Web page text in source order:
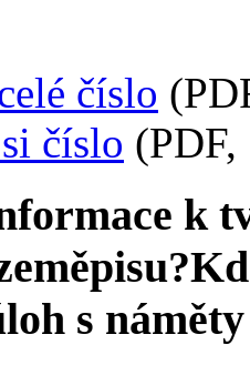
číslo
číslo
k
s náměty